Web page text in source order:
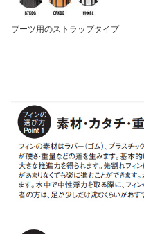
ブーツ用のストラップタイプ